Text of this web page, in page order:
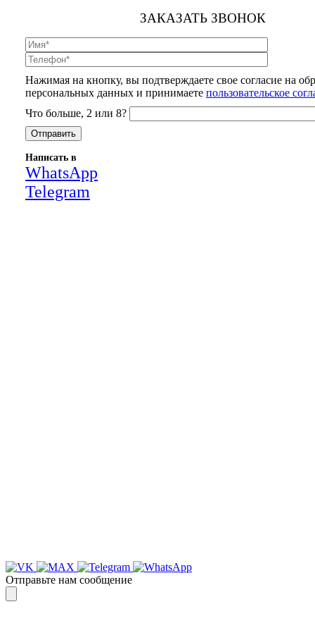
ЗАКАЗАТЬ ЗВОНОК
Нажимая на кнопку, вы подтверждаете свое согласие на
персональных данных и принимаете пользовательское
Что больше, 2 или 8?
Написать в
WhatsApp
Telegram
Отправьте нам сообщение